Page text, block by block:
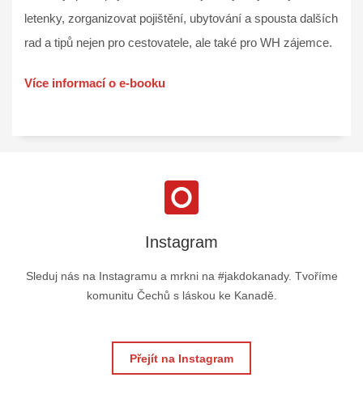
letenky, zorganizovat pojištění, ubytování a spousta dalších
rad a tipů nejen pro cestovatele, ale také pro WH zájemce.
Více informací o e-booku
Instagram
Sleduj nás na Instagramu a mrkni na #jakdokanady. Tvoříme
komunitu Čechů s láskou ke Kanadě.
Přejít na Instagram